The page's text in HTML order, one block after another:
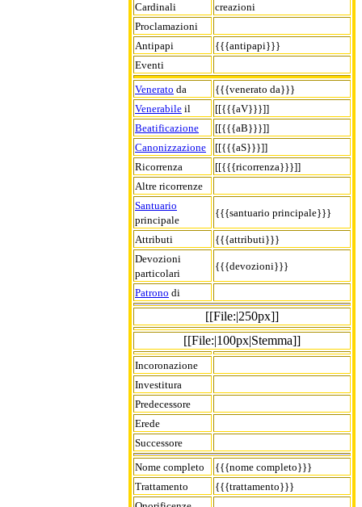
Cardinali
creazioni
Proclamazioni
Antipapi
{{{antipapi}}}
Eventi
Venerato da
{{{venerato da}}}
Venerabile il
[[{{{aV}}}]]
Beatificazione
[[{{{aB}}}]]
Canonizzazione
[[{{{aS}}}]]
Ricorrenza
[[{{{ricorrenza}}}]]
Altre ricorrenze
Santuario
principale
{{{santuario principale}}}
Attributi
{{{attributi}}}
Devozioni
particolari
{{{devozioni}}}
Patrono di
[[File:|250px]]
[[File:|100px|Stemma]]
Incoronazione
Investitura
Predecessore
Erede
Successore
Nome completo
{{{nome completo}}}
Trattamento
{{{trattamento}}}